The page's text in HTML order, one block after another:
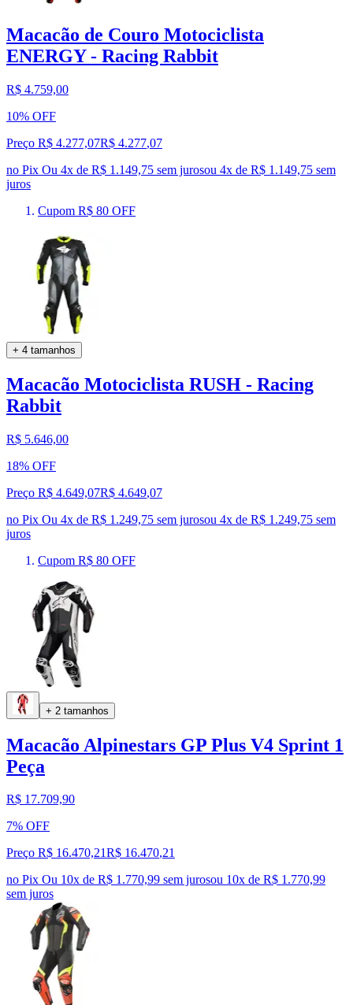
Macacão de Couro Motociclista
ENERGY - Racing Rabbit
R$ 4.759,00
10% OFF
Preço R$ 4.277,07R$ 4.277,07
no Pix Ou 4x de R$ 1.149,75 sem jurosou 4x de R$ 1.149,75 sem
juros
Cupom R$ 80 OFF
+ 4 tamanhos
Macacão Motociclista RUSH - Racing
Rabbit
R$ 5.646,00
18% OFF
Preço R$ 4.649,07R$ 4.649,07
no Pix Ou 4x de R$ 1.249,75 sem jurosou 4x de R$ 1.249,75 sem
juros
Cupom R$ 80 OFF
+ 2 tamanhos
Macacão Alpinestars GP Plus V4 Sprint 1
Peça
R$ 17.709,90
7% OFF
Preço R$ 16.470,21R$ 16.470,21
no Pix Ou 10x de R$ 1.770,99 sem jurosou 10x de R$ 1.770,99
sem juros